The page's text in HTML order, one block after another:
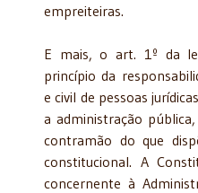
empreiteiras.
E mais, o art. 1º da
princípio da
e civil de pessoas
a administração
contramão do que
constitucional. A
concernente à